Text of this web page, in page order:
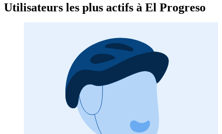
Utilisateurs les plus actifs à El Progreso